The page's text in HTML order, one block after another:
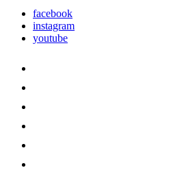
facebook
instagram
youtube